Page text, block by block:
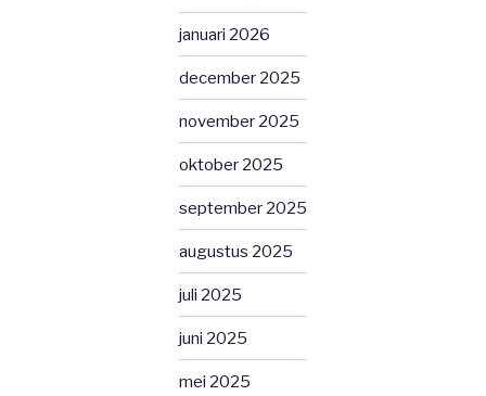
januari 2026
december 2025
november 2025
oktober 2025
september 2025
augustus 2025
juli 2025
juni 2025
mei 2025